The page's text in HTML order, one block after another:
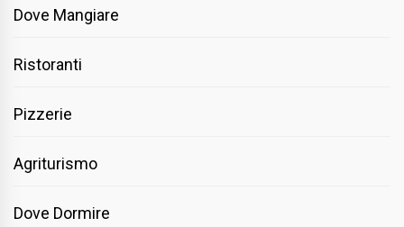
Dove Mangiare
Ristoranti
Pizzerie
Agriturismo
Dove Dormire